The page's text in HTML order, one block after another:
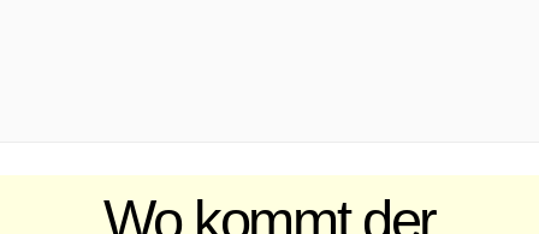
Wo kommt der